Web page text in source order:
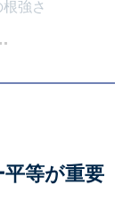
強さ
等が重要